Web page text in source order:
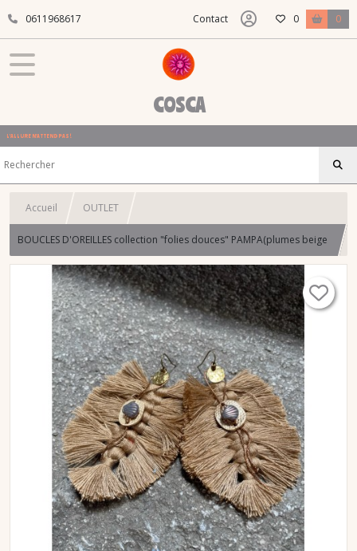
0611968617 Contact 0 0
COSCA
L'ALLURE N'ATTEND PAS !
Accueil OUTLET
BOUCLES D'OREILLES collection "folies douces" PAMPA(plumes beige
or + st jacques perles tchèques)